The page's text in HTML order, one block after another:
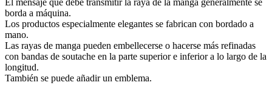
El mensaje que debe transmitir la raya de la manga generalmente se
borda a máquina.
Los productos especialmente elegantes se fabrican con bordado a
mano.
Las rayas de manga pueden embellecerse o hacerse más refinadas
con bandas de soutache en la parte superior e inferior a lo largo de la
longitud.
También se puede añadir un emblema.